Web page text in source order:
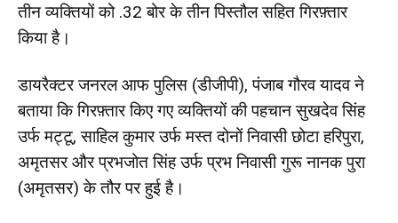
तीन व्यक्तियों को .32 बोर के तीन पिस्तौल सहित गिरफ़्तार
किया है।
डायरैक्टर जनरल आफ पुलिस (डीजीपी), पंजाब गौरव यादव ने
बताया कि गिरफ़्तार किए गए व्यक्तियों की पहचान सुखदेव सिंह
उर्फ मट्टू, साहिल कुमार उर्फ मस्त दोनों निवासी छोटा हरिपुरा,
अमृतसर और प्रभजोत सिंह उर्फ प्रभ निवासी गुरू नानक पुरा
(अमृतसर) के तौर पर हुई है।